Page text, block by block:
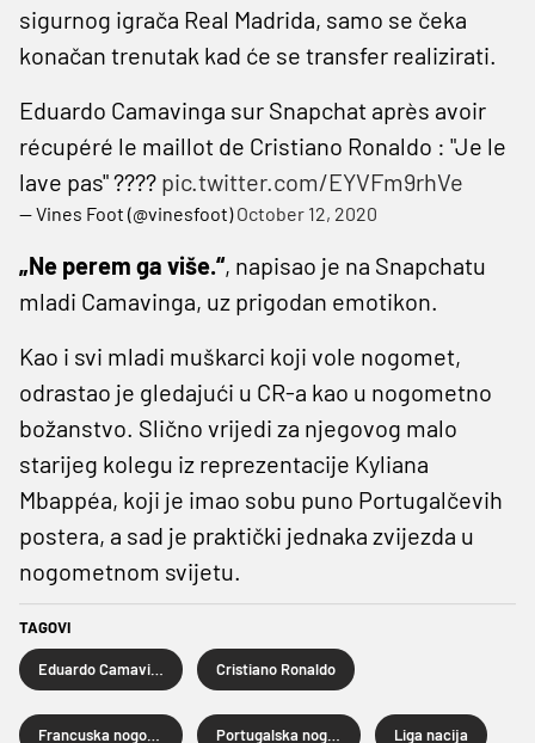
sigurnog igrača Real Madrida, samo se čeka
konačan trenutak kad će se transfer realizirati.
Eduardo Camavinga sur Snapchat après avoir
récupéré le maillot de Cristiano Ronaldo : "Je le
lave pas" ???? pic.twitter.com/EYVFm9rhVe
— Vines Foot (@vinesfoot)October 12, 2020
„Ne perem ga više.“, napisao je na Snapchatu
mladi Camavinga, uz prigodan emotikon.
Kao i svi mladi muškarci koji vole nogomet,
odrastao je gledajući u CR-a kao u nogometno
božanstvo. Slično vrijedi za njegovog malo
starijeg kolegu iz reprezentacije Kyliana
Mbappéa, koji je imao sobu puno Portugalčevih
postera, a sad je praktički jednaka zvijezda u
nogometnom svijetu.
TAGOVI
Cristiano Ronaldo
Liga nacija